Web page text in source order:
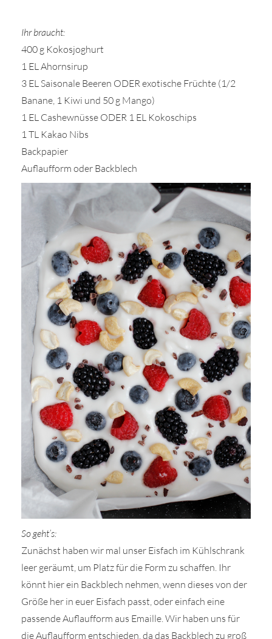
Ihr braucht:
400 g Kokosjoghurt
1 EL Ahornsirup
3 EL Saisonale Beeren ODER exotische Früchte (1/2
Banane, 1 Kiwi und 50 g Mango)
1 EL Cashewnüsse ODER 1 EL Kokoschips
1 TL Kakao Nibs
Backpapier
Auflaufform oder Backblech
So geht’s:
Zunächst haben wir mal unser Eisfach im Kühlschrank
leer geräumt, um Platz für die Form zu schaffen. Ihr
könnt hier ein Backblech nehmen, wenn dieses von der
Größe her in euer Eisfach passt, oder einfach eine
passende Auflaufform aus Emaille. Wir haben uns für
die Auflaufform entschieden, da das Backblech zu groß